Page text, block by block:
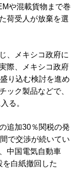
や混載貨物まで巻
荷受人が放棄を選
、メキシコ政府に
際、メキシコ政府
り込む検討を進め
ック製品などで、
る。
追加30％関税の発
で交渉が続いてい
中国電気自動車
を白紙撤回した